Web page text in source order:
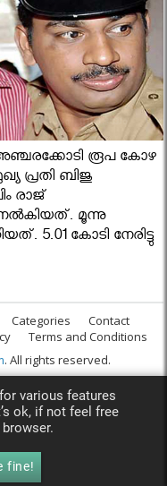
അഞ്ചരക്കോടി രൂപ കോഴ
പ്രതി ബിജു
രാജ്
മൂന്നു
കോടി നേരിട്ടു
Categories
Contact
Terms and Conditions
. All rights reserved.
various features
ok, if not feel free
fine!